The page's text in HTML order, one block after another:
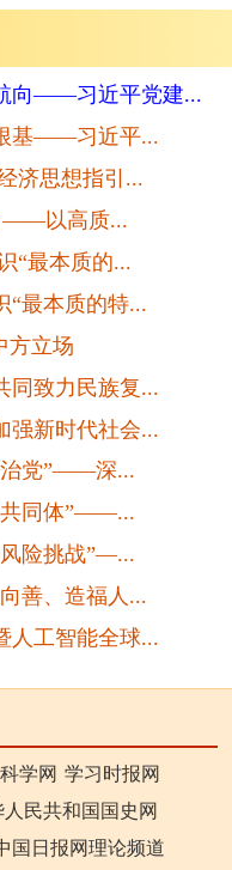
向——习近平党建...
基——习近平...
济思想指引...
——以高质...
“最本质的...
最本质的特...
方立场
同致力民族复...
强新时代社会...
治党”——深...
共同体”——...
险挑战”—...
善、造福人...
人工智能全球...
学网 学习时报网
人民共和国国史网
国日报网理论频道